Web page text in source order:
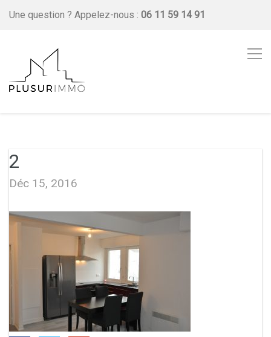
Une question ? Appelez-nous : 06 11 59 14 91
2
Déc 15, 2016